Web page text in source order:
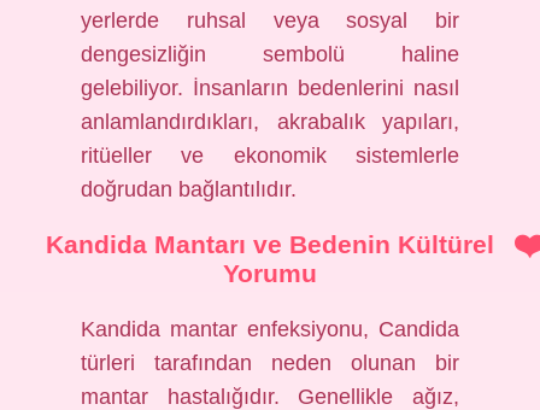
yerlerde ruhsal veya sosyal bir
dengesizliğin sembolü haline
gelebiliyor. İnsanların bedenlerini nasıl
anlamlandırdıkları, akrabalık yapıları,
ritüeller ve ekonomik sistemlerle
doğrudan bağlantılıdır.
Kandida Mantarı ve Bedenin Kültürel
Yorumu
Kandida mantar enfeksiyonu, Candida
türleri tarafından neden olunan bir
mantar hastalığıdır. Genellikle ağız,